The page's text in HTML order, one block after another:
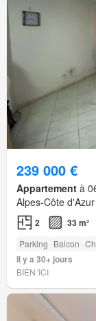
239 000 €
Appartement à
Alpes-Côte d'Azur
2 33 m²
Parking Balcon
Il y a 30+ jours
BIEN´ICI